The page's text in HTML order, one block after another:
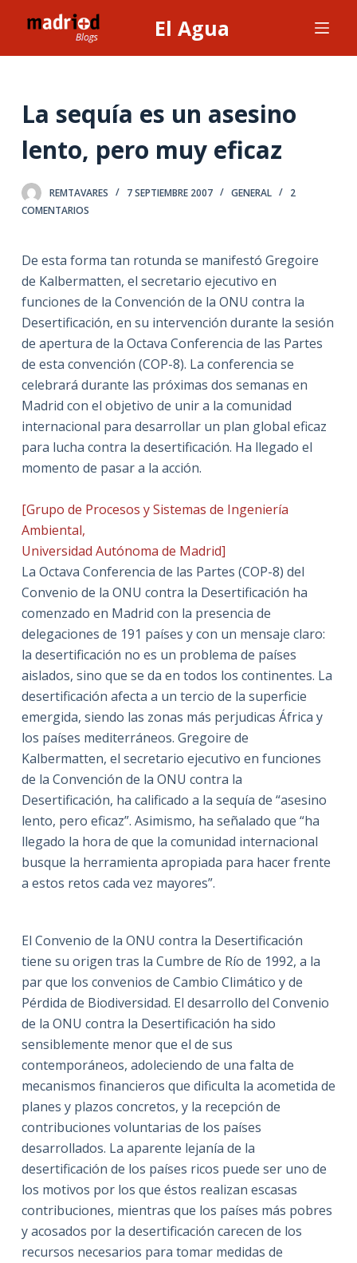
l
o
e
n
d
o
El Agua
La sequía es un asesino
lento, pero muy eficaz
REMTAVARES 7 SEPTIEMBRE 2007 GENERAL
2
COMENTARIOS
De esta forma tan rotunda se manifestó Gregoire
de Kalbermatten, el secretario ejecutivo en
funciones de la Convención de la ONU contra la
Desertificación, en su intervención durante la sesión
de apertura de la Octava Conferencia de las Partes
de esta convención (COP-8). La conferencia se
celebrará durante las próximas dos semanas en
Madrid con el objetivo de unir a la comunidad
internacional para desarrollar un plan global eficaz
para lucha contra la desertificación. Ha llegado el
momento de pasar a la acción.
[Grupo de Procesos y Sistemas de Ingeniería
Ambiental,
Universidad Autónoma de Madrid]
La Octava Conferencia de las Partes (COP-8) del
Convenio de la ONU contra la Desertificación ha
comenzado en Madrid con la presencia de
delegaciones de 191 países y con un mensaje claro:
la desertificación no es un problema de países
aislados, sino que se da en todos los continentes. La
desertificación afecta a un tercio de la superficie
emergida, siendo las zonas más perjudicas África y
los países mediterráneos. Gregoire de
Kalbermatten, el secretario ejecutivo en funciones
de la Convención de la ONU contra la
Desertificación, ha calificado a la sequía de “asesino
lento, pero eficaz”. Asimismo, ha señalado que “ha
llegado la hora de que la comunidad internacional
busque la herramienta apropiada para hacer frente
a estos retos cada vez mayores”.
El Convenio de la ONU contra la Desertificación
tiene su origen tras la Cumbre de Río de 1992, a la
par que los convenios de Cambio Climático y de
Pérdida de Biodiversidad. El desarrollo del Convenio
de la ONU contra la Desertificación ha sido
sensiblemente menor que el de sus
contemporáneos, adoleciendo de una falta de
mecanismos financieros que dificulta la acometida de
planes y plazos concretos, y la recepción de
contribuciones voluntarias de los países
desarrollados. La aparente lejanía de la
desertificación de los países ricos puede ser uno de
los motivos por los que éstos realizan escasas
contribuciones, mientras que los países más pobres
y acosados por la desertificación carecen de los
recursos necesarios para tomar medidas de